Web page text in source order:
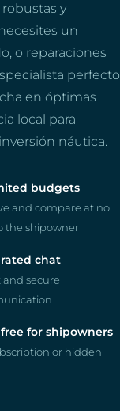
y
un
o reparaciones
perfecto
en óptimas
local para
náutica.
budgets
and compare at no
the shipowner
chat
and secure
free for shipowners
or hidden